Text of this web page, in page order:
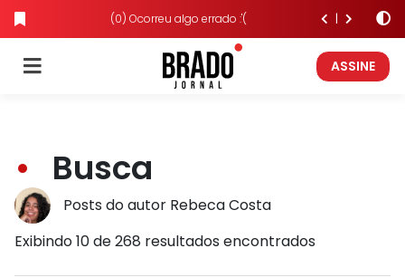
(0) Ocorreu algo errado :'(
ASSINE
Busca
Posts do autor Rebeca Costa
Exibindo 10 de 268 resultados encontrados